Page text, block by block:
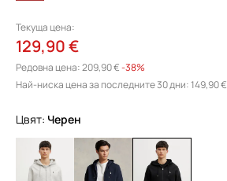
Текуща цена:
129,90 €
Редовна цена:209,90 €-38%
Най-ниска цена за последните 30 дни:149,90 €
Цвят: черен